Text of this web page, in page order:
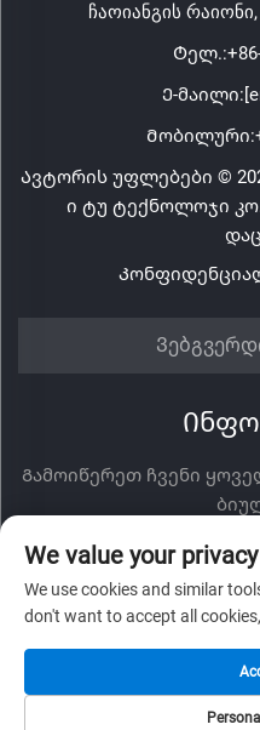
ჩაოიანგის რაიონი,
Ტელ.:
Ე-მაილი:
Მობილური:
Ავტორის უფლებები ©
ი ტუ ტექნოლოჯი
Გამოიწერეთ ჩვენი
We value your privacy
We use cookies and similar
don't want to accept all